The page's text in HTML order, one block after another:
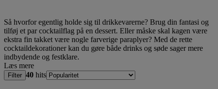
Så hvorfor egentlig holde sig til drikkevarerne? Brug din fantasi og
tilføj et par cocktailflag på en dessert. Eller måske skal kagen være
ekstra fin takket være nogle farverige paraplyer? Med de rette
cocktaildekorationer kan du gøre både drinks og søde sager mere
indbydende og festklare.
Læs mere
Filter 40 hits